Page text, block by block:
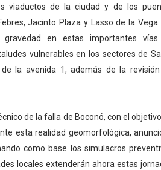
la instalación del detector
LAGO Venezuela, edición
de 993 nuevos bachilleres de
con la activación de dos
viaductos de la ciudad y de los
Jacinto Plaza y Lasso de la Vega:
gravedad en estas importantes
vulnerables en los sectores de
la avenida 1, además de la
de la falla de Boconó, con el
esta realidad geomorfológica,
como base los simulacros
locales extenderán ahora estas